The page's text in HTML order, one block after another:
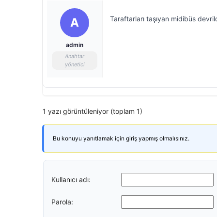
A
admin
Anahtar
yönetici
Taraftarları taşıyan midibüs
1 yazı görüntüleniyor (toplam 1)
Bu konuyu yanıtlamak için giriş yapmış olmalısınız.
Kullanıcı adı:
Parola: